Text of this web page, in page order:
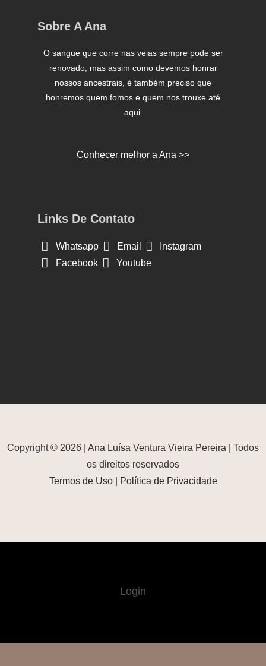
Sobre A Ana
O sangue que corre nas veias sempre pode ser
renovado, mas assim como devemos honrar
nossos ancestrais, é também preciso que
honremos quem fomos e quem nos trouxe até
aqui.
Conhecer melhor a Ana >>
Links De Contato
Whatsapp Email
Instagram
Facebook
Youtube
Copyright © 2026 | Ana Luísa Ventura Vieira Pereira | Todos
os direitos reservados
Termos de Uso| Política de Privacidade
Login